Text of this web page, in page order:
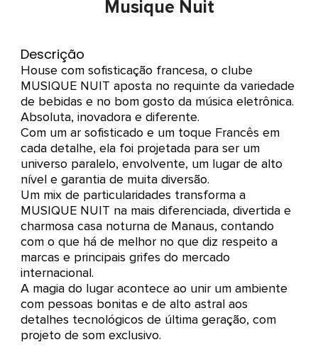
Musique Nuit
Descrição
House com sofisticação francesa, o clube
MUSIQUE NUIT aposta no requinte da variedade
de bebidas e no bom gosto da música eletrônica.
Absoluta, inovadora e diferente.
Com um ar sofisticado e um toque Francês em
cada detalhe, ela foi projetada para ser um
universo paralelo, envolvente, um lugar de alto
nível e garantia de muita diversão.
Um mix de particularidades transforma a
MUSIQUE NUIT na mais diferenciada, divertida e
charmosa casa noturna de Manaus, contando
com o que há de melhor no que diz respeito a
marcas e principais grifes do mercado
internacional.
A magia do lugar acontece ao unir um ambiente
com pessoas bonitas e de alto astral aos
detalhes tecnológicos de última geração, com
projeto de som exclusivo.